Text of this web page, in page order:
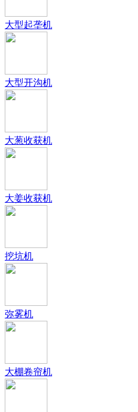
大型起垄机
大型开沟机
大葱收获机
大姜收获机
挖坑机
弥雾机
大棚卷帘机